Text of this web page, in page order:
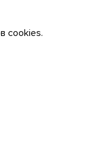
cookies.